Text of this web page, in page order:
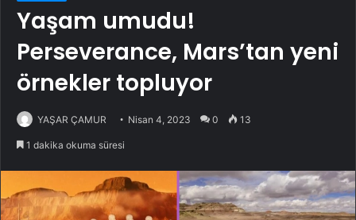
Yaşam umudu!
Perseverance, Mars’tan yeni
örnekler topluyor
YAŞAR ÇAMUR Nisan 4, 2023 0 13
1 dakika okuma süresi